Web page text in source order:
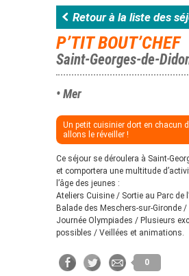
Retour à la liste des
P’TIT BOUT’CHEF
Saint-Georges-de-
• Mer
Un petit cuisinier dort en chacun
allons le réveiller !
Ce séjour se déroulera à Saint-
et comportera une multitude
l’âge des jeunes :
Ateliers Cuisine / Sortie au Parc de
Balade des Meschers-sur-Gironde
Journée Olympiades / Plusieurs
possibles / Veillées et animations.
0